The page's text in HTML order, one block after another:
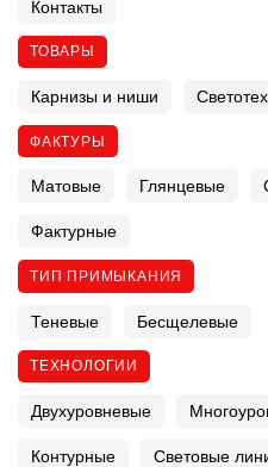
Контакты
ТОВАРЫ
Карнизы и ниши
ФАКТУРЫ
Матовые Глянцевые
Фактурные
ТИП ПРИМЫКАНИЯ
Теневые Бесщелевые
ТЕХНОЛОГИИ
Двухуровневые
Контурные Световые